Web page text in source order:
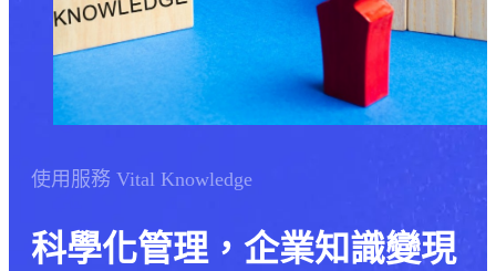
使用服務 Vital Knowledge
科學化管理，企業知識變現